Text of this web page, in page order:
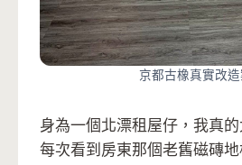
京都古橡真實改造
身為一個北漂租屋仔，我真的
每次看到房東那個老舊磁磚